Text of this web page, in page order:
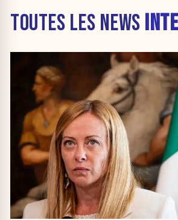
TOUTES LES NEWS